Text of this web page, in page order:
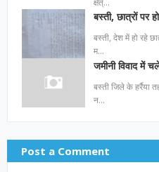
क्षेत्…
बस्ती, छात्रों पर
बस्ती, देश में हो रहे
म…
जमीनी विवाद में
बस्ती जिले के हर्रैया
न…
Post a Comment